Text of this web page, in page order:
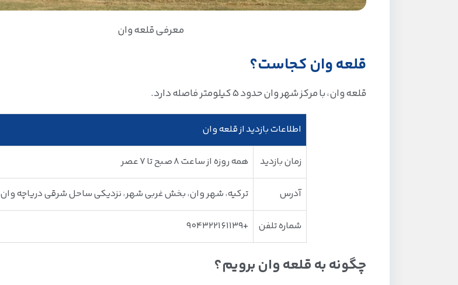
معرفی قلعه وان
قلعه وان کجاست؟
قلعه وان، با مرکز شهر وان حدود 5 کیلومتر فاصله دارد.
اطلاعات بازدید از قلعه وان
زمان بازدید همه روزه از ساعت 8 صبح تا 7 عصر
آدرس ترکیه، شهر وان، بخش غربی شهر، نزدیکی ساحل شرقی دریاچه وان
شماره تلفن +904322161139
چگونه به قلعه وان برویم؟